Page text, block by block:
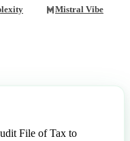
Mistral Vibe
File of Tax to